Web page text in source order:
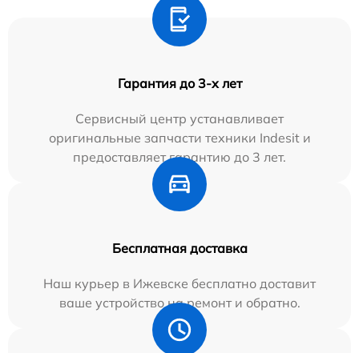
Гарантия до 3-х лет
Сервисный центр устанавливает
оригинальные запчасти техники Indesit и
предоставляет гарантию до 3 лет.
Бесплатная доставка
Наш курьер в Ижевске бесплатно доставит
ваше устройство на ремонт и обратно.